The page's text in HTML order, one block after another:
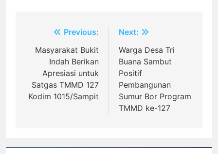
Navigasi
pos
Previous:
Masyarakat Bukit
Indah Berikan
Apresiasi untuk
Satgas TMMD 127
Kodim 1015/Sampit
Next:
Warga Desa Tri
Buana Sambut
Positif
Pembangunan
Sumur Bor Program
TMMD ke-127